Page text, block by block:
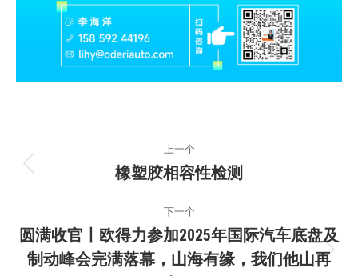
章
航
上一个
上
篇：
橡塑胶相容性检测
下一个
下
圆满收官丨欧得力参加2025年国际汽车底盘及
制动峰会完满落幕，山海有缘，我们他山再